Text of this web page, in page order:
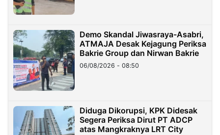
Demo Skandal Jiwasraya-Asabri,
ATMAJA Desak Kejagung Periksa
Bakrie Group dan Nirwan Bakrie
06/08/2026 - 08:50
Diduga Dikorupsi, KPK Didesak
Segera Periksa Dirut PT ADCP
atas Mangkraknya LRT City